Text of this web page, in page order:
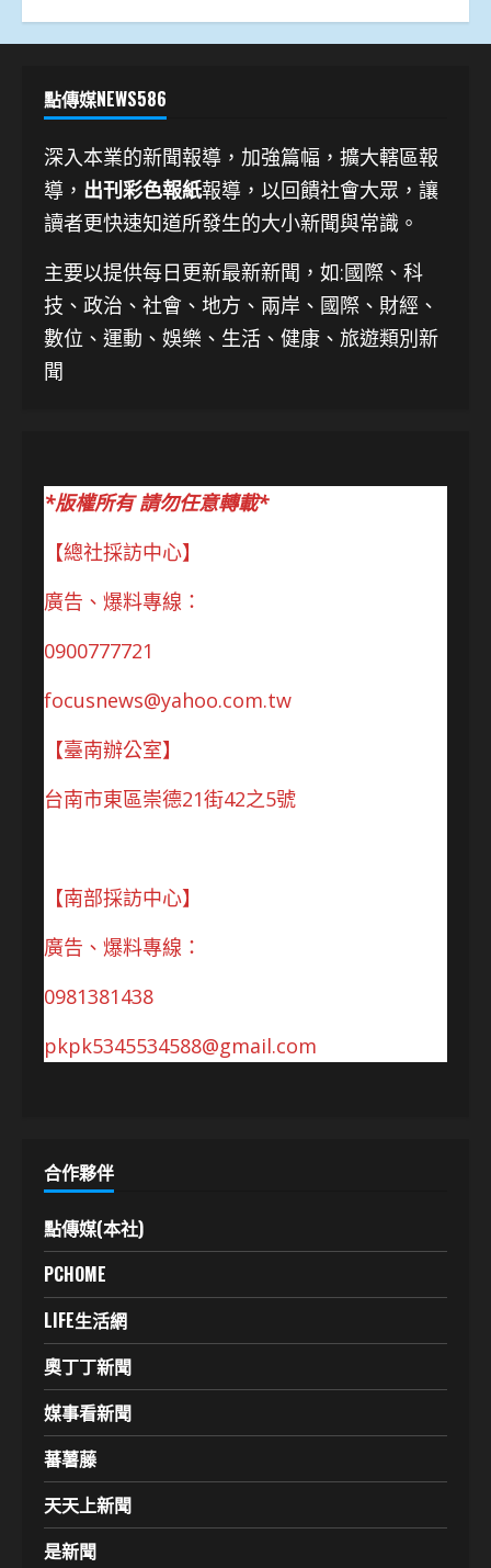
點傳媒NEWS586
深入本業的新聞報導，加強篇幅，擴大轄區報
導， 出刊彩色報紙報導，以回饋社會大眾，讓
讀者更快速知道所發生的大小新聞與常識。
主要以提供每日更新最新新聞 ，如:國際、科
技、 政治、社會、地方、兩岸、國際、財經、
數位、運動、娛樂、生活、健康、旅遊類別新
聞
*版權所有 請勿任意轉載*
【總社採訪中心】
廣告、爆料專線：
0900777721
focusnews@yahoo.com.tw
【臺南辦公室】
台南市東區崇德21街42之5號
【南部採訪中心】
廣告、爆料專線：
0981381438
pkpk5345534588@gmail.com
合作夥伴
點傳媒(本社)
PCHOME
LIFE生活網
奧丁丁新聞
媒事看新聞
蕃薯藤
天天上新聞
是新聞